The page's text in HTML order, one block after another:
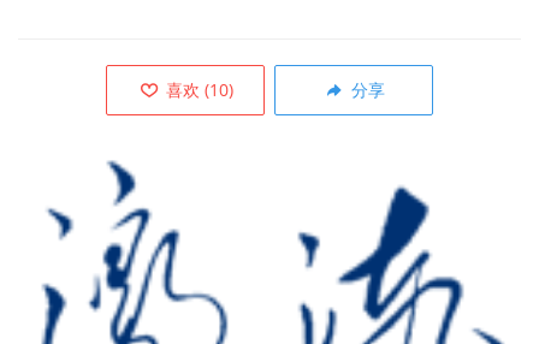
喜欢 (10) 分享